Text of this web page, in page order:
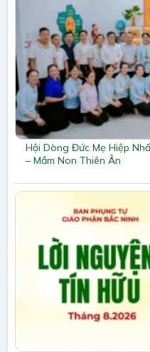
Hội Dòng Đức Mẹ Hiệp
– Mầm Non Thiên Ân